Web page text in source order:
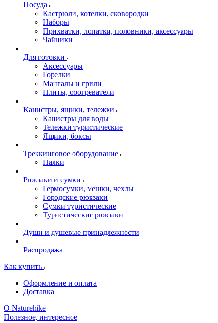
Посуда
Кастрюли, котелки, сковородки
Наборы
Прихватки, лопатки, половники, аксессуары
Чайники
Для готовки
Аксессуары
Горелки
Мангалы и грили
Плиты, обогреватели
Канистры, ящики, тележки
Канистры для воды
Тележки туристические
Ящики, боксы
Треккинговое оборудование
Палки
Рюкзаки и сумки
Гермосумки, мешки, чехлы
Городские рюкзаки
Сумки туристические
Туристические рюкзаки
Души и душевые принадлежности
Распродажа
Как купить
Оформление и оплата
Доставка
О Naturehike
Полезное, интересное